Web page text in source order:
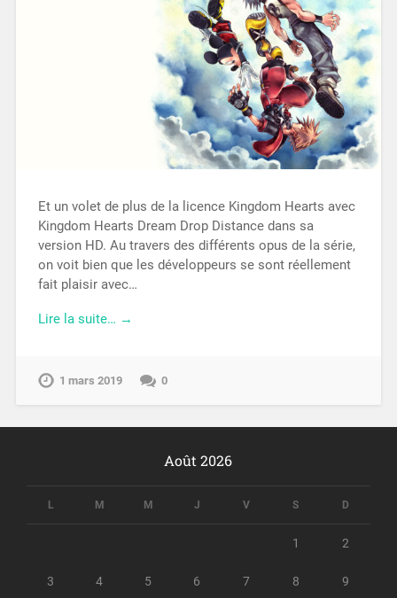
Et un volet de plus de la licence Kingdom Hearts avec
Kingdom Hearts Dream Drop Distance dans sa
version HD. Au travers des différents opus de la série,
on voit bien que les développeurs se sont réellement
fait plaisir avec…
Lire la suite… →
1 mars 2019 0
Août 2026
L M M J V S D
1 2
3 4 5 6 7 8 9